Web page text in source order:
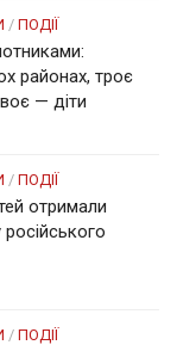
/ ПОДІЇ
районах, троє
— діти
/ ПОДІЇ
отримали
/ ПОДІЇ